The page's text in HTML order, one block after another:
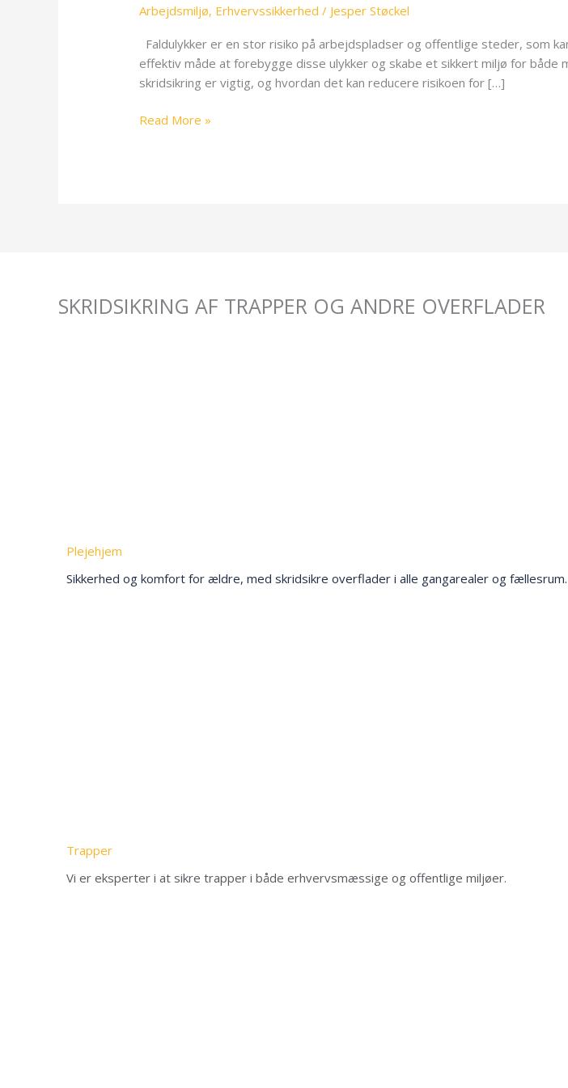
Arbejdsmiljø, Erhvervssikkerhed / Jesper Støckel
Faldulykker er en stor risiko på arbejdspladser og offentlige steder, som
effektiv måde at forebygge disse ulykker og skabe et sikkert miljø for
skridsikring er vigtig, og hvordan det kan reducere risikoen for […]
er
afgørende
Read More »
SKRIDSIKRING AF TRAPPER OG ANDRE OVERFLADER
Plejehjem
Sikkerhed og komfort for ældre, med skridsikre overflader i alle gangarealer og fællesrum.
Trapper
Vi er eksperter i at sikre trapper i både erhvervsmæssige og offentlige miljøer.